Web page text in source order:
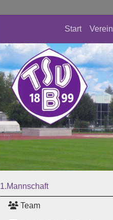
Start Verein
1.Mannschaft
Team